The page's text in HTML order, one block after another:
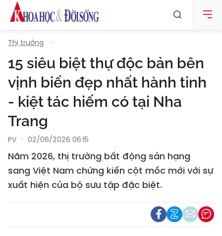
Thị trường
15 siêu biệt thự độc bản bên
vịnh biển đẹp nhất hành tinh
- kiệt tác hiếm có tại Nha
Trang
PV 02/06/2026 06:15
Năm 2026, thị trường bất động sản hạng
sang Việt Nam chứng kiến cột mốc mới với sự
xuất hiện của bộ sưu tập đặc biệt.